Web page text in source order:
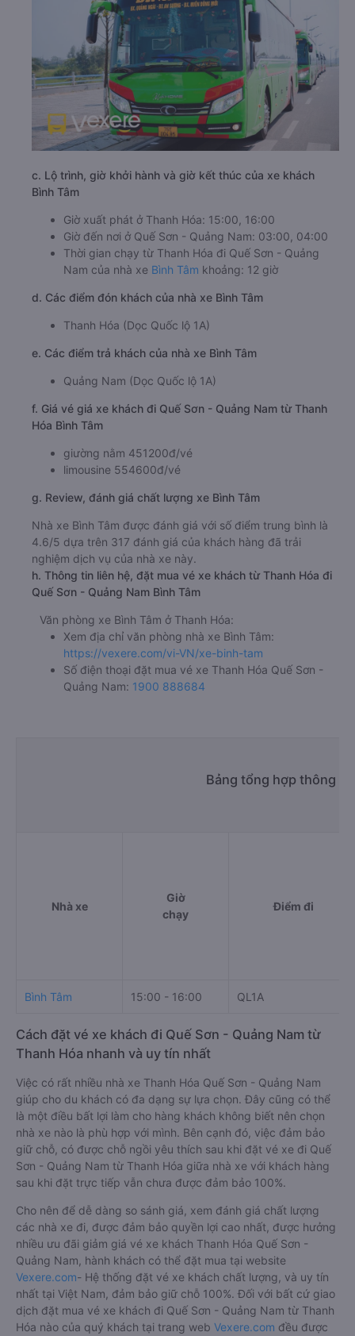
c. Lộ trình, giờ khởi hành và giờ kết thúc của xe khách
Bình Tâm
Giờ xuất phát ở Thanh Hóa: 15:00, 16:00
Giờ đến nơi ở Quế Sơn - Quảng Nam: 03:00, 04:00
Thời gian chạy từ Thanh Hóa đi Quế Sơn - Quảng
Nam của nhà xe Bình Tâm khoảng: 12 giờ
d. Các điểm đón khách của nhà xe Bình Tâm
Thanh Hóa (Dọc Quốc lộ 1A)
e. Các điểm trả khách của nhà xe Bình Tâm
Quảng Nam (Dọc Quốc lộ 1A)
f. Giá vé giá xe khách đi Quế Sơn - Quảng Nam từ Thanh
Hóa Bình Tâm
giường nằm 451200đ/vé
limousine 554600đ/vé
g. Review, đánh giá chất lượng xe Bình Tâm
Nhà xe Bình Tâm được đánh giá với số điểm trung bình là
4.6/5 dựa trên 317 đánh giá của khách hàng đã trải
nghiệm dịch vụ của nhà xe này.
h. Thông tin liên hệ, đặt mua vé xe khách từ Thanh Hóa đi
Quế Sơn - Quảng Nam Bình Tâm
Văn phòng xe Bình Tâm ở Thanh Hóa:
Xem địa chỉ văn phòng nhà xe Bình Tâm:
https://vexere.com/vi-VN/xe-binh-tam
Số điện thoại đặt mua vé xe Thanh Hóa Quế Sơn -
Quảng Nam: 1900 888684
Bảng tổng hợp thông
Nhà xe
Giờ
chạy
Điểm đi
Bình Tâm 15:00 - 16:00 QL1A
Cách đặt vé xe khách đi Quế Sơn - Quảng Nam từ
Thanh Hóa nhanh và uy tín nhất
Việc có rất nhiều nhà xe Thanh Hóa Quế Sơn - Quảng Nam
giúp cho du khách có đa dạng sự lựa chọn. Đây cũng có thể
là một điều bất lợi làm cho hàng khách không biết nên chọn
nhà xe nào là phù hợp với mình. Bên cạnh đó, việc đảm bảo
giữ chỗ, có được chỗ ngồi yêu thích sau khi đặt vé xe đi Quế
Sơn - Quảng Nam từ Thanh Hóa giữa nhà xe với khách hàng
sau khi đặt trực tiếp vẫn chưa được đảm bảo 100%.
Cho nên để dễ dàng so sánh giá, xem đánh giá chất lượng
các nhà xe đi, được đảm bảo quyền lợi cao nhất, được hưởng
nhiều ưu đãi giảm giá vé xe khách Thanh Hóa Quế Sơn -
Quảng Nam, hành khách có thể đặt mua tại website
Vexere.com- Hệ thống đặt vé xe khách chất lượng, và uy tín
nhất tại Việt Nam, đảm bảo giữ chỗ 100%. Đối với bất cứ giao
dịch đặt mua vé xe khách đi Quế Sơn - Quảng Nam từ Thanh
Hóa nào của quý khách tại trang web Vexere.com đều được